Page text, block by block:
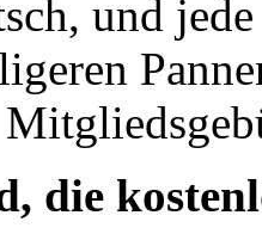
und
die